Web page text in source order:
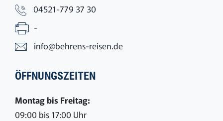
04521-779 37 30
-
info@behrens-reisen.de
ÖFFNUNGSZEITEN
Montag bis Freitag:
09:00 bis 17:00 Uhr